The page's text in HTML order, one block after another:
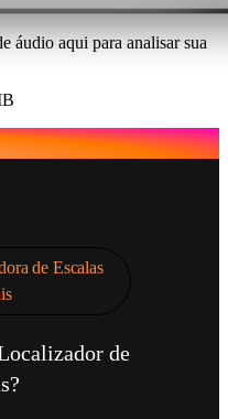
áudio aqui para analisar sua
de Escalas
de